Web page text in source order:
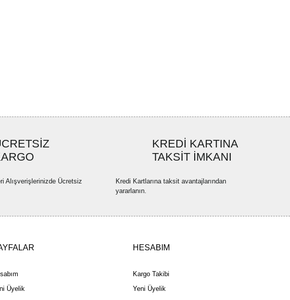
Alışverişlerinizde Ücretsiz
KREDİ KARTINA
TAKSİT İMKANI
Kredi Kartlarına taksit avantajlarından
yararlanın.
Üyelik
HESABIM
Kargo Takibi
Yeni Üyelik